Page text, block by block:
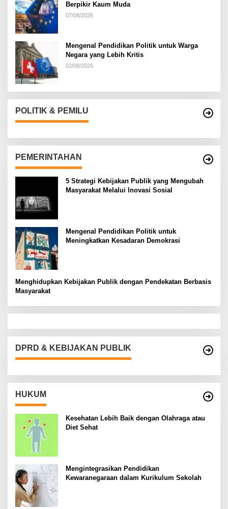
Berpikir Kaum Muda
07/08/2026
Mengenal Pendidikan Politik untuk Warga
Negara yang Lebih Kritis
02/08/2026
POLITIK & PEMILU
PEMERINTAHAN
5 Strategi Kebijakan Publik yang Mengubah
Masyarakat Melalui Inovasi Sosial
Mengenal Pendidikan Politik untuk
Meningkatkan Kesadaran Demokrasi
Menghidupkan Kebijakan Publik dengan Pendekatan Berbasis
Masyarakat
DPRD & KEBIJAKAN PUBLIK
HUKUM
Kesehatan Lebih Baik dengan Olahraga atau
Diet Sehat
Mengintegrasikan Pendidikan
Kewaranegaraan dalam Kurikulum Sekolah